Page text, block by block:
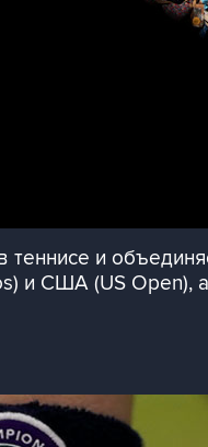
и
и США (US Open),